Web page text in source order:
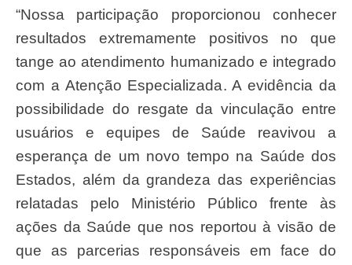
“Nossa participação proporcionou conhecer
resultados extremamente positivos no que
tange ao atendimento humanizado e integrado
com a Atenção Especializada. A evidência da
possibilidade do resgate da vinculação entre
usuários e equipes de Saúde reavivou a
esperança de um novo tempo na Saúde dos
Estados, além da grandeza das experiências
relatadas pelo Ministério Público frente às
ações da Saúde que nos reportou à visão de
que as parcerias responsáveis em face do